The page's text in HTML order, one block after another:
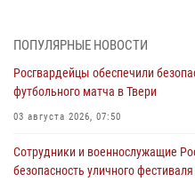
31 июля 2026, 05:42 4
Росгвардейцы в Твери приняли
Дню Крещения Руси
28 июля 2026, 11:30
Сотрудники вневедомственной
пресекли 20 правонарушений за
ПОПУЛЯРНЫЕ НОВОСТИ
Росгвардейцы обеспечили
футбольного матча в Твери
03 августа 2026, 07:50
Сотрудники и военнослужащие
безопасность уличного